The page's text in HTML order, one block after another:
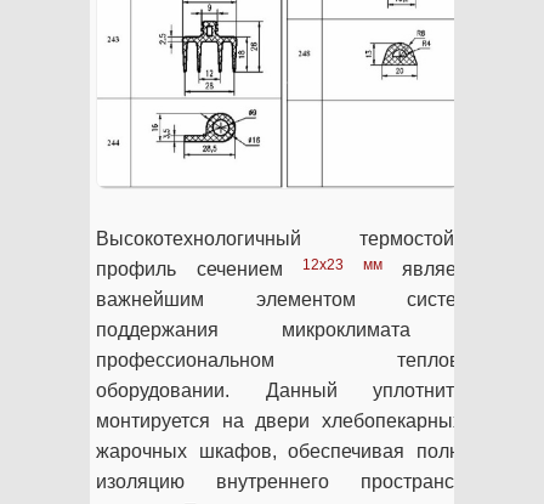
Высокотехнологичный термостойкий
профиль сечением
12х23 ммявляется
важнейшим элементом системы
поддержания микроклимата в
профессиональном тепловом
оборудовании. Данный уплотнитель
монтируется на двери хлебопекарных и
жарочных шкафов, обеспечивая полную
изоляцию внутреннего пространства